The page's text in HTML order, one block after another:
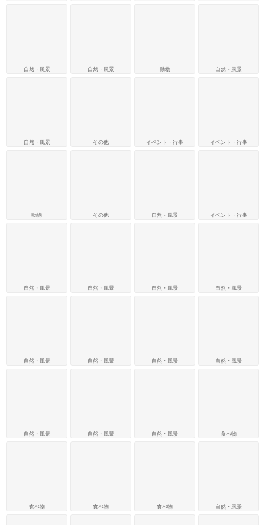
自然・風景
自然・風景
動物
自然・風景
自然・風景
自然・風景
食べ物
自然・風景
その他
その他
自然・風景
自然・風景
自然・風景
食べ物
動物
イベント・行事
自然・風景
自然・風景
自然・風景
自然・風景
食べ物
自然・風景
イベント・行事
イベント・行事
自然・風景
自然・風景
食べ物
自然・風景